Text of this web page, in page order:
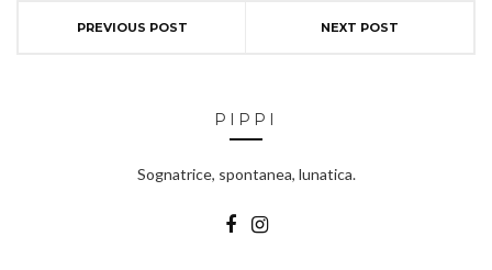
PREVIOUS POST NEXT POST
PIPPI
Sognatrice, spontanea, lunatica.